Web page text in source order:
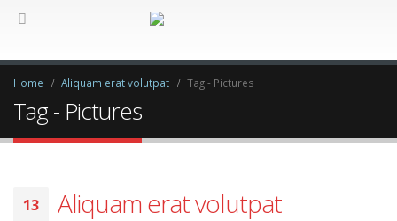
Home Aliquam erat volutpat Tag - Pictures
Tag - Pictures
13 Aliquam erat volutpat